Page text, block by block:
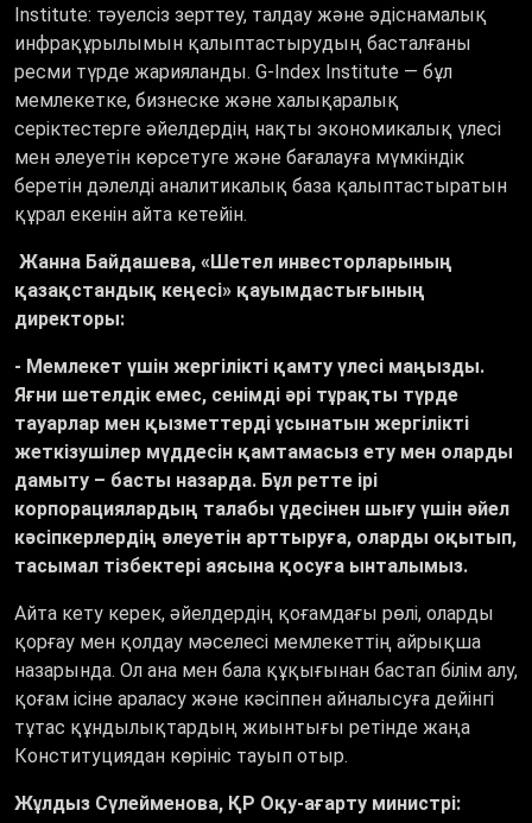
Institute: тәуелсіз зерттеу, талдау және әдіснамалық
инфрақұрылымын қалыптастырудың басталғаны
ресми түрде жарияланды. G-Index Institute — бұл
мемлекетке, бизнеске және халықаралық
серіктестерге әйелдердің нақты экономикалық үлесі
мен әлеуетін көрсетуге және бағалауға мүмкіндік
беретін дәлелді аналитикалық база қалыптастыратын
құрал екенін айта кетейін.
Жанна Байдашева, «Шетел инвесторларының
қазақстандық кеңесі» қауымдастығының
директоры:
- Мемлекет үшін жергілікті қамту үлесі маңызды.
Яғни шетелдік емес, сенімді әрі тұрақты түрде
тауарлар мен қызметтерді ұсынатын жергілікті
жеткізушілер мүддесін қамтамасыз ету мен оларды
дамыту – басты назарда. Бұл ретте ірі
корпорациялардың талабы үдесінен шығу үшін әйел
кәсіпкерлердің әлеуетін арттыруға, оларды оқытып,
тасымал тізбектері аясына қосуға ынталымыз.
Айта кету керек, әйелдердің қоғамдағы рөлі, оларды
қорғау мен қолдау мәселесі мемлекеттің айрықша
назарында. Ол ана мен бала құқығынан бастап білім алу,
қоғам ісіне араласу және кәсіппен айналысуға дейінгі
тұтас құндылықтардың жиынтығы ретінде жаңа
Конституциядан көрініс тауып отыр.
Жұлдыз Сүлейменова, ҚР Оқу-ағарту министрі: